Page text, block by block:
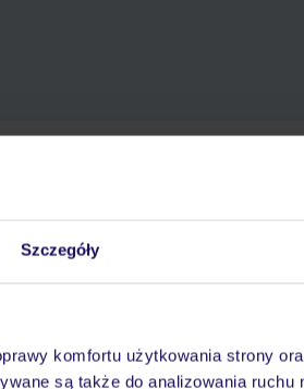
Szczegóły
komfortu użytkowania strony
są także do analizowania ruchu
wakacjach 24/7